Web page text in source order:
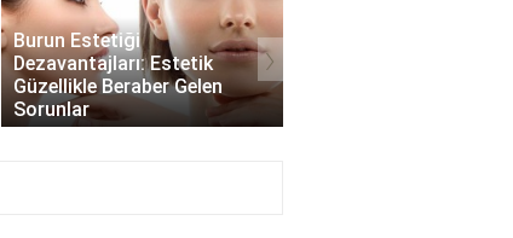
Burun Estetiği
Dezavantajları: Estetik
Güzellikle Beraber Gelen
Sorunlar
›